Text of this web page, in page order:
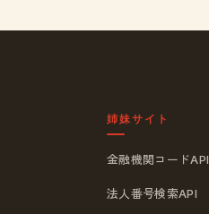
姉妹サイト
金融機関コードAPI
法人番号検索API